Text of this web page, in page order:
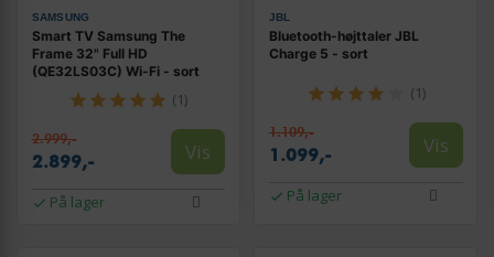
SAMSUNG
Smart TV Samsung The
Frame 32" Full HD
(QE32LS03C) Wi‑Fi - sort
(1)
2.999,-
2.899,- Vis
På lager
JBL
Bluetooth-højttaler JBL
Charge 5 - sort
(1)
1.109,-
1.099,- Vis
På lager